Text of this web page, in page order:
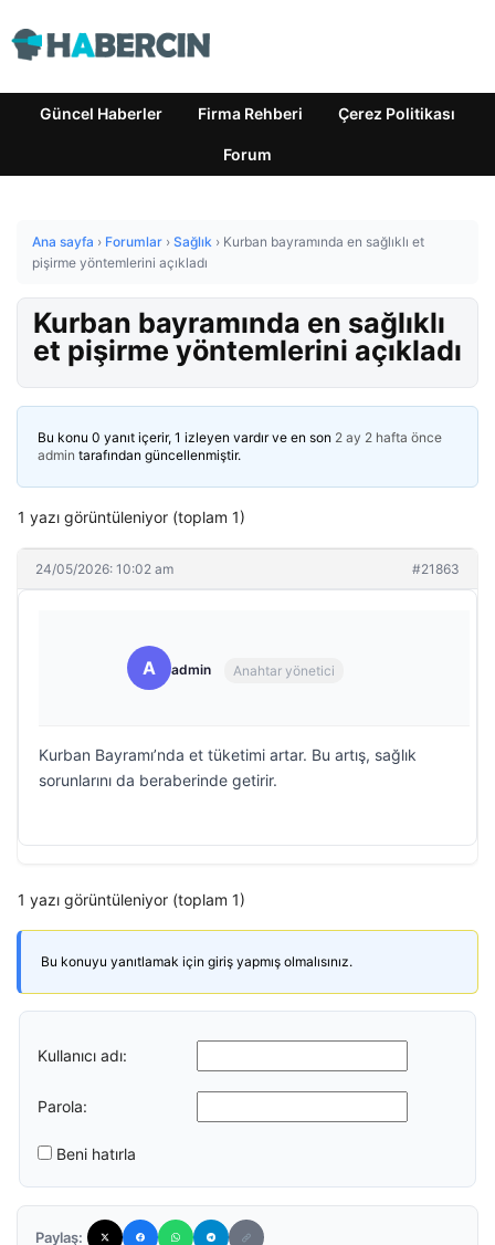
Güncel Haberler Firma Rehberi Çerez Politikası
Forum
Ana sayfa › Forumlar › Sağlık › Kurban bayramında en sağlıklı et
pişirme yöntemlerini açıkladı
Kurban bayramında en sağlıklı
et pişirme yöntemlerini açıkladı
Bu konu 0 yanıt içerir, 1 izleyen vardır ve en son 2 ay 2 hafta önce
admin tarafından güncellenmiştir.
1 yazı görüntüleniyor (toplam 1)
24/05/2026: 10:02 am #21863
A admin Anahtar yönetici
Kurban Bayramı’nda et tüketimi artar. Bu artış, sağlık
sorunlarını da beraberinde getirir.
1 yazı görüntüleniyor (toplam 1)
Bu konuyu yanıtlamak için giriş yapmış olmalısınız.
Kullanıcı adı:
Parola:
Beni hatırla
Paylaş: